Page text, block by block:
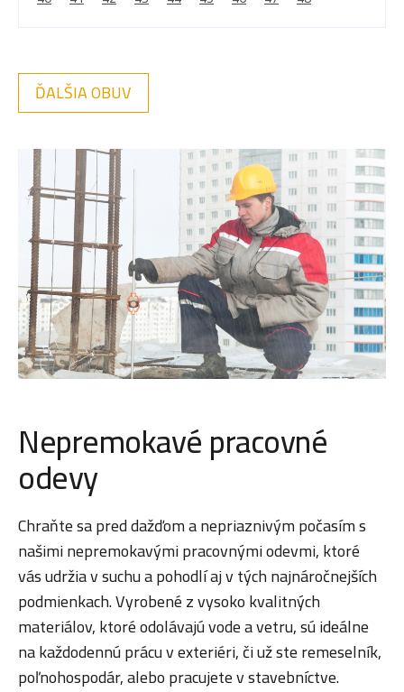
ĎALŠIA OBUV
Nepremokavé pracovné
odevy
Chraňte sa pred dažďom a nepriaznivým počasím s
našimi nepremokavými pracovnými odevmi, ktoré
vás udržia v suchu a pohodlí aj v tých najnáročnejších
podmienkach. Vyrobené z vysoko kvalitných
materiálov, ktoré odolávajú vode a vetru, sú ideálne
na každodennú prácu v exteriéri, či už ste remeselník,
poľnohospodár, alebo pracujete v stavebníctve.